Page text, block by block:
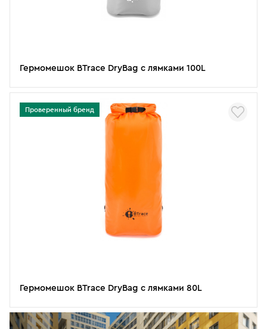
Гермомешок BTrace DryBag с лямками 100L
Проверенный бренд
Гермомешок BTrace DryBag с лямками 80L